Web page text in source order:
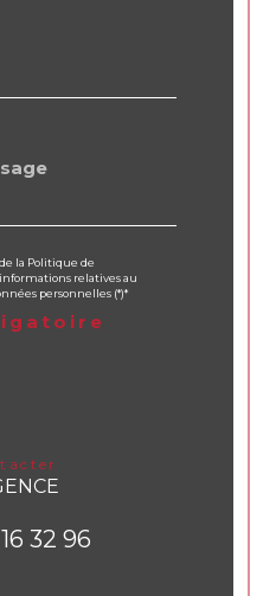
la Politique de
relatives au
personnelles (*)*
32 96